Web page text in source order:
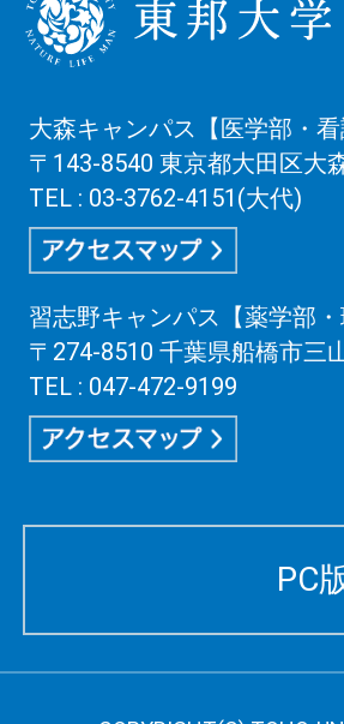
大森キャンパス【医学部・看
〒143-8540 東京都大田区大
TEL : 03-3762-4151(大代)
習志野キャンパス【薬学部
〒274-8510 千葉県船橋市三
TEL : 047-472-9199
PC